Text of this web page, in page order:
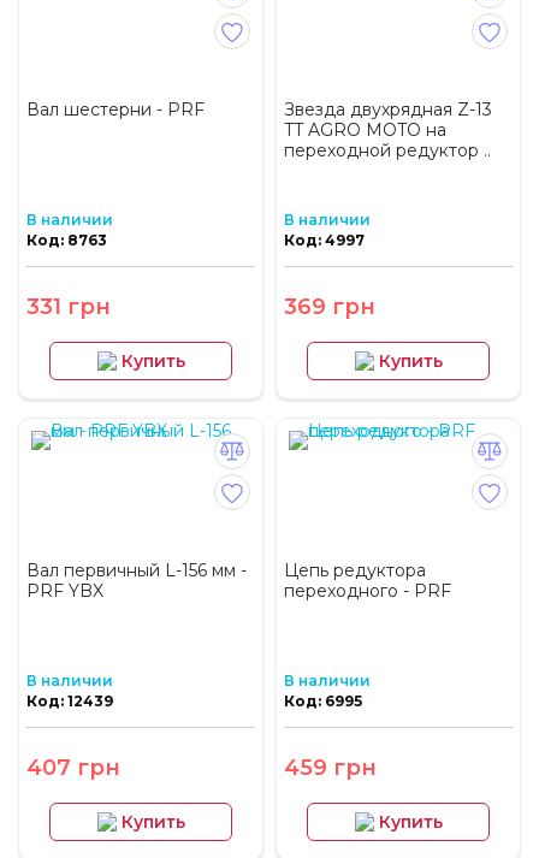
Вал шестерни - PRF
В наличии
Код: 8763
331 грн
Купить
Звезда двухрядная Z-13
TT AGRO MOTO на
переходной редуктор ..
В наличии
Код: 4997
369 грн
Купить
Вал первичный L-156 мм -
PRF YBX
В наличии
Код: 12439
407 грн
Купить
Цепь редуктора
переходного - PRF
В наличии
Код: 6995
459 грн
Купить